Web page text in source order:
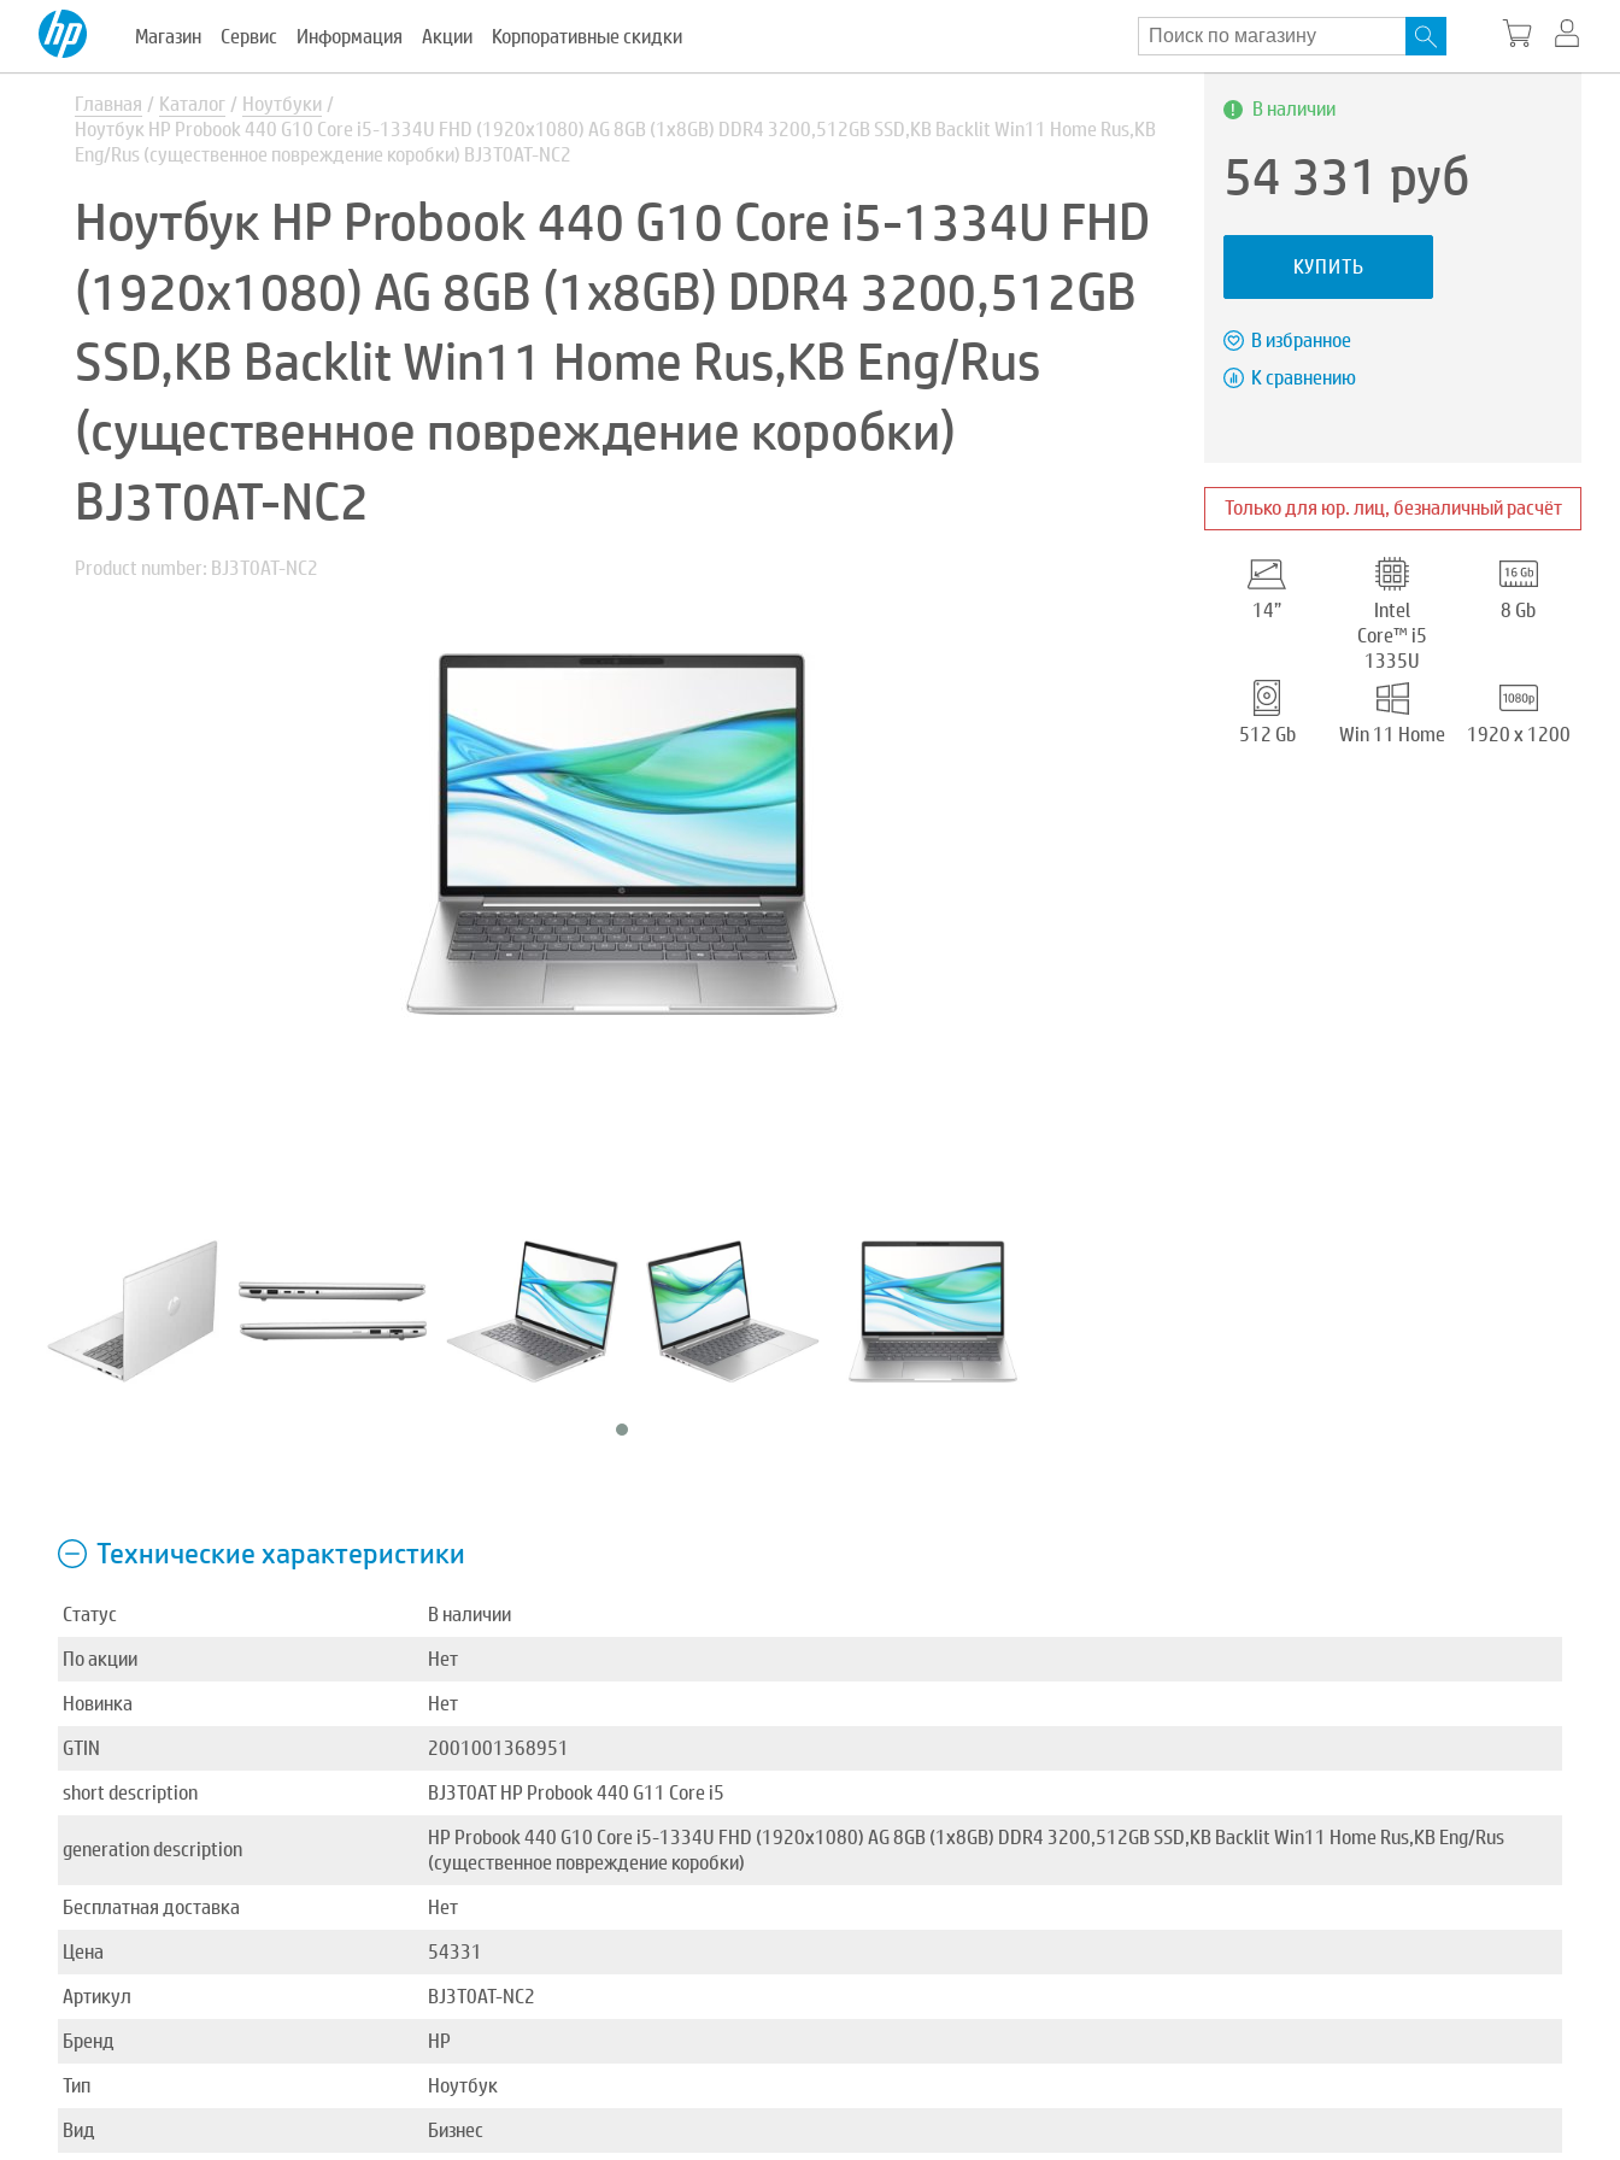
Магазин Сервис Информация Акции Корпоративные скидки
Главная Каталог
Ноутбуки
Ноутбук HP Probook 440 G10 Core i5-1334U FHD (1920x1080) AG 8GB (1x8GB) DDR4 3200,512GB SSD,KB Backlit Win11 Home Rus,KB
Eng/Rus (существенное повреждение коробки) BJ3T0AT-NC2
Ноутбук HP Probook 440 G10 Core i5-1334U FHD
(1920x1080) AG 8GB (1x8GB) DDR4 3200,512GB
SSD,KB Backlit Win11 Home Rus,KB Eng/Rus
(существенное повреждение коробки)
BJ3T0AT-NC2
Product number: BJ3T0AT-NC2
В наличии
54 331 руб
КУПИТЬ
В избранное
К сравнению
Только для юр. лиц, безналичный расчёт
14”
Intel
Core™ i5
1335U
8 Gb
512 Gb Win 11 Home 1920 x 1200
Технические характеристики
Статус
В наличии
По акции
Нет
Новинка
Нет
GTIN
2001001368951
short description
BJ3T0AT HP Probook 440 G11 Core i5
generation description
HP Probook 440 G10 Core i5-1334U FHD (1920x1080) AG 8GB (1x8GB) DDR4 3200,512GB SSD,KB Backlit Win11 Home Rus,KB Eng/Rus
(существенное повреждение коробки)
Бесплатная доставка
Нет
Цена
54331
Артикул
BJ3T0AT-NC2
Бренд
HP
Тип
Ноутбук
Вид
Бизнес